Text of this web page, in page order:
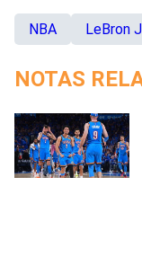
NBA LeBron
NOTAS